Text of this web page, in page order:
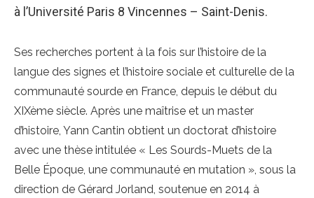
à l’Université Paris 8 Vincennes – Saint-Denis.
Ses recherches portent à la fois sur l’histoire de la
langue des signes et l’histoire sociale et culturelle de la
communauté sourde en France, depuis le début du
XIXème siècle. Après une maîtrise et un master
d’histoire, Yann Cantin obtient un doctorat d’histoire
avec une thèse intitulée « Les Sourds-Muets de la
Belle Époque, une communauté en mutation », sous la
direction de Gérard Jorland, soutenue en 2014 à